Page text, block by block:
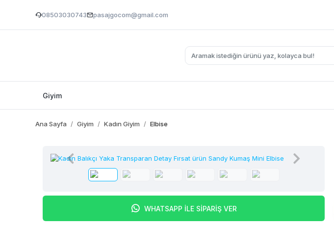
08503030743 pasajgocom@gmail.com
Giyim
Ana Sayfa Giyim Kadın Giyim Elbise
WHATSAPP İLE SİPARİŞ VER